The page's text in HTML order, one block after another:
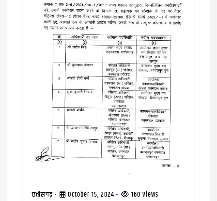
छत्तीसगढ़ October 15, 2024 160 views